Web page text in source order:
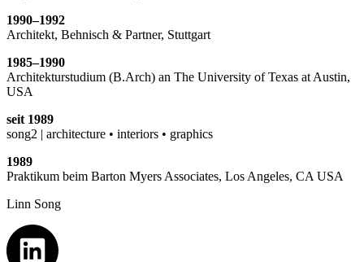
1990–1992
Architekt, Behnisch & Partner, Stuttgart
1985–1990
Architekturstudium (B.Arch) an The University of Texas at Austin,
USA
seit 1989
song2 | architecture • interiors • graphics
1989
Praktikum beim Barton Myers Associates, Los Angeles, CA USA
Linn Song